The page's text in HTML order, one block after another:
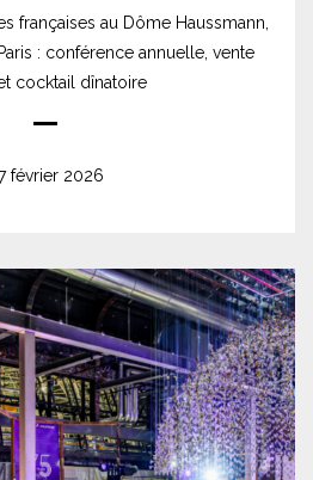
françaises au Dôme Haussmann,
: conférence annuelle, vente
cocktail dînatoire
février 2026